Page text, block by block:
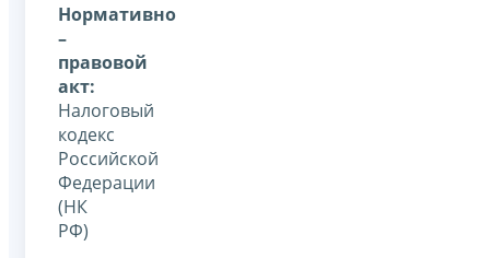
Нормативно
–
правовой
акт:
Налоговый
кодекс
Российской
Федерации
(НК
РФ)